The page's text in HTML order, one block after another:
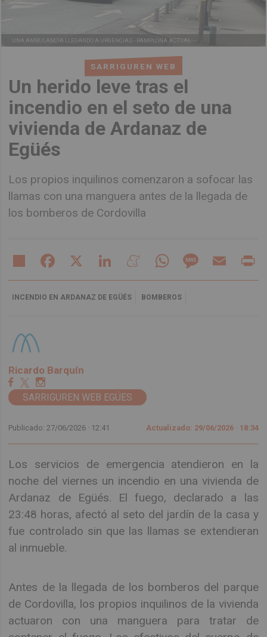
SARRIGUREN WEB
Un herido leve tras el
incendio en el seto de una
vivienda de Ardanaz de
Egüés
Los propios inquilinos comenzaron a sofocar las
llamas con una manguera antes de la llegada de
los bomberos de Cordovilla
UNA AMBULANCIA LLEGANDO A URGENCIAS - PAMPLONA ACTUAL
Share Facebook LinkedIn MeneameWhatsAppMessageEmail
INCENDIO EN ARDANAZ DE EGÜÉS BOMBEROS
Ricardo Barquín
SARRIGUREN WEB EGÜES
Publicado: 27/06/2026 · 12:41 Actualizado: 29/06/2026 · 18:34
Los servicios de emergencia atendieron en la
noche del viernes un incendio en una vivienda de
Ardanaz de Egüés. El fuego, declarado a las
23:48 horas, afectó al seto del jardín de la casa y
fue controlado sin que las llamas se extendieran
al inmueble.
Antes de la llegada de los bomberos del parque
de Cordovilla, los propios inquilinos de la vivienda
actuaron con una manguera para tratar de